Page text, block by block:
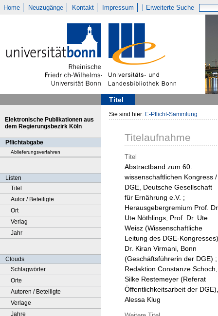
Home Neuzugänge Kontakt Impressum Erweiterte Suche
Titel
Elektronische Publikationen aus
dem Regierungsbezirk Köln
Pflichtabgabe
Ablieferungsverfahren
Listen
Titel
Autor / Beteiligte
Ort
Verlag
Jahr
Clouds
Schlagwörter
Orte
Autoren / Beteiligte
Verlage
Jahre
Sie sind hier: E-Pflicht-Sammlung
Titelaufnahme
Titel
Abstractband zum 60.
wissenschaftlichen Kongress /
DGE, Deutsche Gesellschaft
für Ernährung e.V. ;
Herausgebergremium Prof.
Ute Nöthlings, Prof. Dr. Ute
Weisz (Wissenschaftliche
Leitung des DGE-
Dr. Kiran Virmani, Bonn
(Geschäftsführerin der DGE) ;
Redaktion Constanze Schoch,
Silke Restemeyer (Referat
Öffentlichkeitsarbeit der DGE),
Alessa Klug